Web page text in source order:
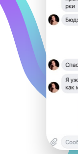
подготовки: